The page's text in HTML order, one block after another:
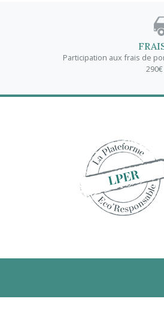
Participation aux frais de